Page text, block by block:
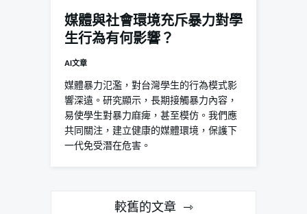
媒體與社會環境充斥暴力對學
生行為有何影響？
AI文章
媒體暴力氾濫，對台灣學生的行為模式影
響深遠。研究顯示，長期接觸暴力內容，
易使學生對暴力麻痺，甚至模仿。我們應
共同關注，建立健康的媒體環境，保護下
一代免受潛在危害。
較舊的文章